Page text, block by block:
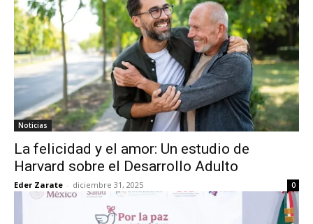
Noticias
La felicidad y el amor: Un estudio de
Harvard sobre el Desarrollo Adulto
Eder Zarate - diciembre 31, 2025 0